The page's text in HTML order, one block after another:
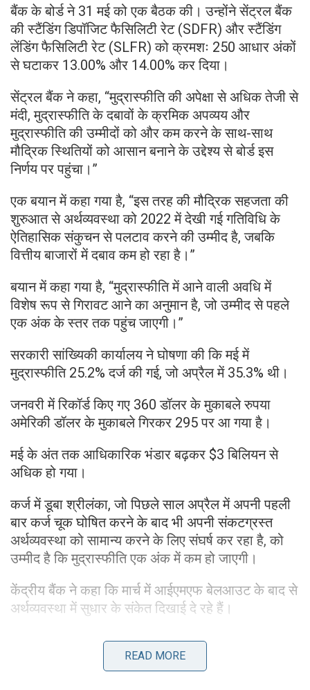
बैंक के बोर्ड ने 31 मई को एक बैठक की। उन्होंने सेंट्रल बैंक
की स्टैंडिंग डिपॉजिट फैसिलिटी रेट (SDFR) और स्टैंडिंग
लेंडिंग फैसिलिटी रेट (SLFR) को क्रमशः 250 आधार अंकों
से घटाकर 13.00% और 14.00% कर दिया।
सेंट्रल बैंक ने कहा, “मुद्रास्फीति की अपेक्षा से अधिक तेजी से
मंदी, मुद्रास्फीति के दबावों के क्रमिक अपव्यय और
मुद्रास्फीति की उम्मीदों को और कम करने के साथ-साथ
मौद्रिक स्थितियों को आसान बनाने के उद्देश्य से बोर्ड इस
निर्णय पर पहुंचा।”
एक बयान में कहा गया है, “इस तरह की मौद्रिक सहजता की
शुरुआत से अर्थव्यवस्था को 2022 में देखी गई गतिविधि के
ऐतिहासिक संकुचन से पलटाव करने की उम्मीद है, जबकि
वित्तीय बाजारों में दबाव कम हो रहा है।”
बयान में कहा गया है, “मुद्रास्फीति में आने वाली अवधि में
विशेष रूप से गिरावट आने का अनुमान है, जो उम्मीद से पहले
एक अंक के स्तर तक पहुंच जाएगी।”
सरकारी सांख्यिकी कार्यालय ने घोषणा की कि मई में
मुद्रास्फीति 25.2% दर्ज की गई, जो अप्रैल में 35.3% थी।
जनवरी में रिकॉर्ड किए गए 360 डॉलर के मुकाबले रुपया
अमेरिकी डॉलर के मुकाबले गिरकर 295 पर आ गया है।
मई के अंत तक आधिकारिक भंडार बढ़कर $3 बिलियन से
अधिक हो गया।
कर्ज में डूबा श्रीलंका, जो पिछले साल अप्रैल में अपनी पहली
बार कर्ज चूक घोषित करने के बाद भी अपनी संकटग्रस्त
अर्थव्यवस्था को सामान्य करने के लिए संघर्ष कर रहा है, को
उम्मीद है कि मुद्रास्फीति एक अंक में कम हो जाएगी।
केंद्रीय बैंक ने कहा कि मार्च में आईएमएफ बेलआउट के बाद से
अर्थव्यवस्था में सुधार के संकेत दिखाई दे रहे हैं।
आईएमएफ ने श्रीलंका को तीन अरब डॉलर की बेलआउट
READ MORE